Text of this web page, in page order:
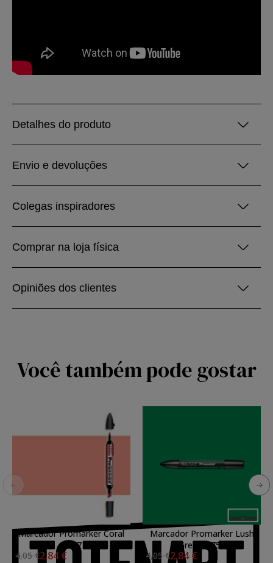
Detalhes do produto
Envio e devoluções
Colegas inspiradores
Comprar na loja física
Opiniões dos clientes
Você também pode gostar
Marcador Promarker Coral
R937
4,05 €2,84 €
Marcador Promarker Lush
Green G756
4,05 €2,84 €